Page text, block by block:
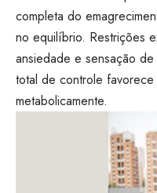
completa do
no equilíbrio. Restrições
ansiedade e sensação
total de controle
metabolicamente.